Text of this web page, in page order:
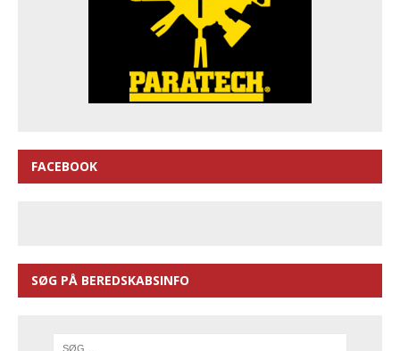
FACEBOOK
SØG PÅ BEREDSKABSINFO